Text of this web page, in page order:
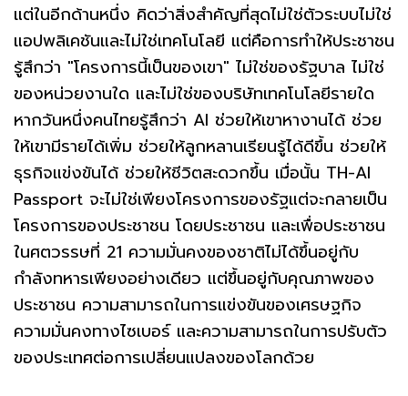
แต่ในอีกด้านหนึ่ง คิดว่าสิ่งสำคัญที่สุดไม่ใช่ตัวระบบไม่ใช่
แอปพลิเคชันและไม่ใช่เทคโนโลยี แต่คือการทำให้ประชาชน
รู้สึกว่า "โครงการนี้เป็นของเขา" ไม่ใช่ของรัฐบาล ไม่ใช่
ของหน่วยงานใด และไม่ใช่ของบริษัทเทคโนโลยีรายใด
หากวันหนึ่งคนไทยรู้สึกว่า AI ช่วยให้เขาหางานได้ ช่วย
ให้เขามีรายได้เพิ่ม ช่วยให้ลูกหลานเรียนรู้ได้ดีขึ้น ช่วยให้
ธุรกิจแข่งขันได้ ช่วยให้ชีวิตสะดวกขึ้น เมื่อนั้น TH-AI
Passport จะไม่ใช่เพียงโครงการของรัฐแต่จะกลายเป็น
โครงการของประชาชน โดยประชาชน และเพื่อประชาชน
ในศตวรรษที่ 21 ความมั่นคงของชาติไม่ได้ขึ้นอยู่กับ
กำลังทหารเพียงอย่างเดียว แต่ขึ้นอยู่กับคุณภาพของ
ประชาชน ความสามารถในการแข่งขันของเศรษฐกิจ
ความมั่นคงทางไซเบอร์ และความสามารถในการปรับตัว
ของประเทศต่อการเปลี่ยนแปลงของโลกด้วย